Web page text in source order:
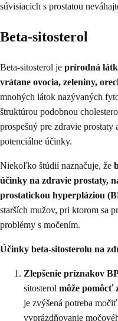
súvisiacich s prostatou
Beta-sitosterol
Beta-sitosterol je prírodná
vrátane ovocia, zeleniny,
mnohých látok nazývaných
štruktúrou podobnou
prospešný pre zdravie prostaty
potenciálne účinky.
Niekoľko štúdií naznačuje, že
účinky na zdravie prostaty,
prostatickou hyperpláziou
starších mužov, pri ktorom sa
problémy s močením.
Účinky beta-sitosterolu na
Zlepšenie príznakov
sitosterol môže pomôcť
je zvýšená potreba
vyprázdňovanie